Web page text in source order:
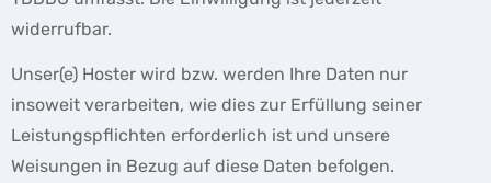
widerrufbar.
Unser(e) Hoster wird bzw. werden Ihre Daten nur
insoweit verarbeiten, wie dies zur Erfüllung seiner
Leistungspflichten erforderlich ist und unsere
Weisungen in Bezug auf diese Daten befolgen.